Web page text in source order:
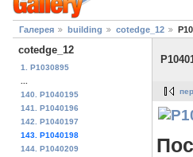
Галерея building cotedge_12
cotedge_12
1. P1030895
...
140. P1040195
141. P1040196
142. P1040197
143. P1040198
144. P1040209